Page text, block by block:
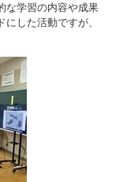
な学習の内容や成果
した活動ですが、